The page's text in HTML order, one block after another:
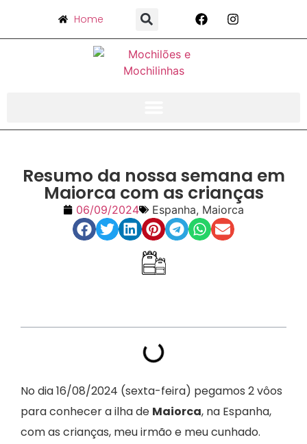
Home
Resumo da nossa semana em
Maiorca com as crianças
06/09/2024 Espanha, Maiorca
No dia 16/08/2024 (sexta-feira) pegamos 2 vôos
para conhecer a ilha de Maiorca, na Espanha,
com as crianças, meu irmão e meu cunhado.